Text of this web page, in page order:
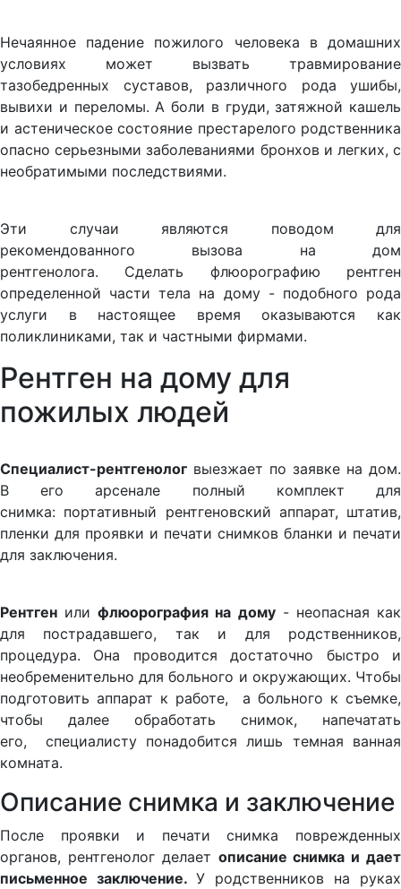
Нечаянное падение пожилого человека в домашних
условиях может вызвать травмирование
тазобедренных суставов, различного рода ушибы,
вывихи и переломы. А боли в груди, затяжной кашель
и астеническое состояние престарелого родственника
опасно серьезными заболеваниями бронхов и легких, с
необратимыми последствиями.
Эти случаи являются поводом для
рекомендованного вызова на дом
рентгенолога. Сделать флюорографию рентген
определенной части тела на дому - подобного рода
услуги в настоящее время оказываются как
поликлиниками, так и частными фирмами.
Рентген на дому для
пожилых людей
Специалист-рентгенолог выезжает по заявке на дом.
В его арсенале полный комплект для
снимка: портативный рентгеновский аппарат, штатив,
пленки для проявки и печати снимков бланки и печати
для заключения.
Рентген илифлюорография на дому- неопасная как
для пострадавшего, так и для родственников,
процедура. Она проводится достаточно быстро и
необременительно для больного и окружающих. Чтобы
подготовить аппарат к работе, а больного к съемке,
чтобы далее обработать снимок, напечатать
его, специалисту понадобится лишь темная ванная
комната.
Описание снимка и заключение
После проявки и печати снимка поврежденных
органов, рентгенолог делает описание снимка и дает
письменное заключение. У родственников на руках